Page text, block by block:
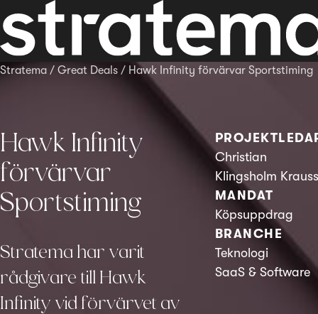
Stratema / Great Deals / Hawk Infinity förvärvar Sportstiming
Hawk Infinity
förvärvar
Sportstiming
Stratema har varit
rådgivare till Hawk
Infinity vid förvärvet av
Christian
Klingsholm Krauss
MANDAT
Köpsuppdrag
BRANCHE
Teknologi
SaaS & Software